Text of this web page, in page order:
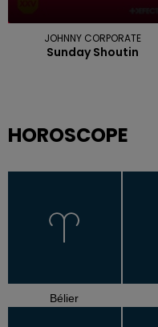
JOHNNY CORPORATE
Sunday Shoutin
HOROSCOPE
Bélier